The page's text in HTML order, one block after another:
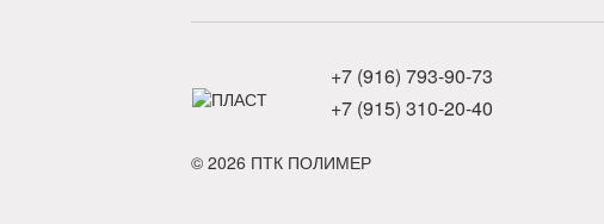
+7 (916) 793-90-73
+7 (915) 310-20-40
© 2026 ПТК ПОЛИМЕР